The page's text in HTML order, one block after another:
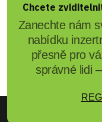
Chcete
Zanechte nám
nabídku
přesně pro
správné lidi